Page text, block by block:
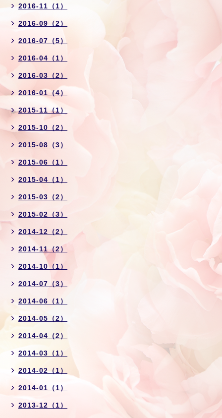
2016-11（1）
2016-09（2）
2016-07（5）
2016-04（1）
2016-03（2）
2016-01（4）
2015-11（1）
2015-10（2）
2015-08（3）
2015-06（1）
2015-04（1）
2015-03（2）
2015-02（3）
2014-12（2）
2014-11（2）
2014-10（1）
2014-07（3）
2014-06（1）
2014-05（2）
2014-04（2）
2014-03（1）
2014-02（1）
2014-01（1）
2013-12（1）